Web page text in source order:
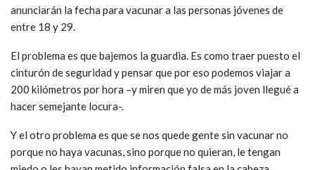
anunciarán la fecha para vacunar a las personas jóvenes de
entre 18 y 29.
El problema es que bajemos la guardia. Es como traer puesto el
cinturón de seguridad y pensar que por eso podemos viajar a
200 kilómetros por hora –y miren que yo de más joven llegué a
hacer semejante locura-.
Y el otro problema es que se nos quede gente sin vacunar no
porque no haya vacunas, sino porque no quieran, le tengan